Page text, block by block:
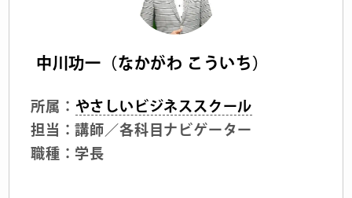
中川功一（なかがわ こういち）
所属： やさしいビジネススクール
担当：講師／各科目ナビゲーター
職種：学長